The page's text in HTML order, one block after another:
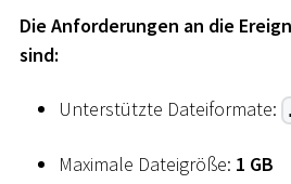
Die Anforderungen an die
sind:
Unterstützte Dateiformate:
Maximale Dateigröße: 1 GB